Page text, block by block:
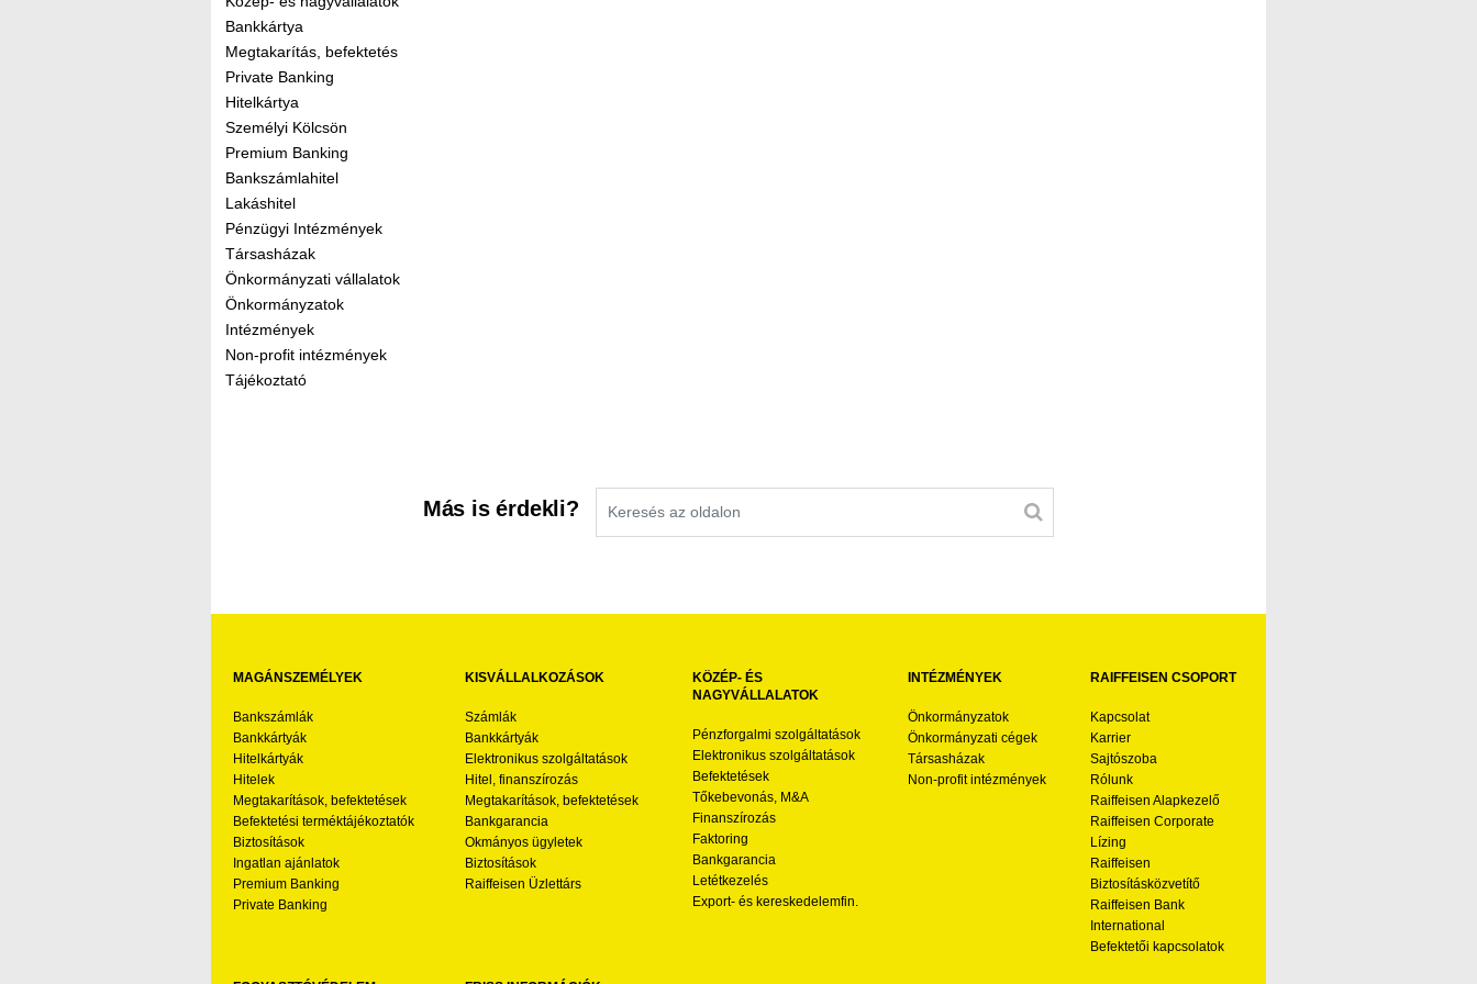
Bankkártya
Megtakarítás, befektetés
Private Banking
Hitelkártya
Személyi Kölcsön
Premium Banking
Bankszámlahitel
Lakáshitel
Pénzügyi Intézmények
Társasházak
Önkormányzati vállalatok
Önkormányzatok
Intézmények
Non-profit intézmények
Tájékoztató
Más is érdekli?
MAGÁNSZEMÉLYEK
Bankszámlák
Bankkártyák
Hitelkártyák
Hitelek
Megtakarítások, befektetések
Befektetési terméktájékoztatók
Biztosítások
Ingatlan ajánlatok
Premium Banking
Private Banking
KISVÁLLALKOZÁSOK
Számlák
Bankkártyák
Elektronikus szolgáltatások
Hitel, finanszírozás
Megtakarítások, befektetések
Bankgarancia
Okmányos ügyletek
Biztosítások
Raiffeisen Üzlettárs
KÖZÉP- ÉS
NAGYVÁLLALATOK
Pénzforgalmi szolgáltatások
Elektronikus szolgáltatások
Befektetések
Tőkebevonás, M&A
Finanszírozás
Faktoring
Bankgarancia
Letétkezelés
Export- és kereskedelemfin.
INTÉZMÉNYEK
Önkormányzatok
Önkormányzati cégek
Társasházak
Non-profit intézmények
RAIFFEISEN CSOPORT
Kapcsolat
Karrier
Sajtószoba
Rólunk
Raiffeisen Alapkezelő
Raiffeisen Corporate
Lízing
Raiffeisen
Biztosításközvetítő
Raiffeisen Bank
International
Befektetői kapcsolatok